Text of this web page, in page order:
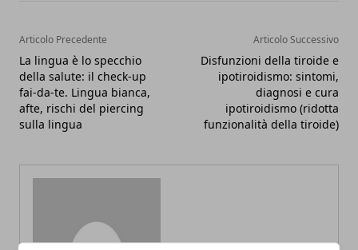
Articolo Precedente
La lingua è lo specchio
della salute: il check-up
fai-da-te. Lingua bianca,
afte, rischi del piercing
sulla lingua
Articolo Successivo
Disfunzioni della tiroide e
ipotiroidismo: sintomi,
diagnosi e cura
ipotiroidismo (ridotta
funzionalità della tiroide)